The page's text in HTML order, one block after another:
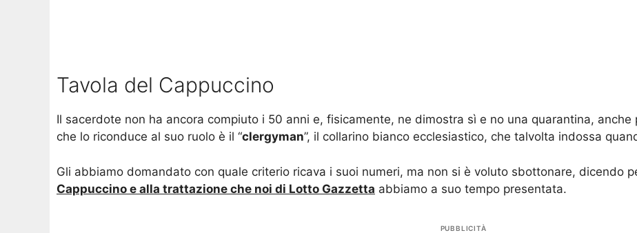
Tavola del Cappuccino
Il sacerdote non ha ancora compiuto i 50 anni e, fisicamente, ne dimostra sì e no una quarantina, anche
che lo riconduce al suo ruolo è il “clergyman”, il collarino bianco ecclesiastico, che talvolta indossa
Gli abbiamo domandato con quale criterio ricava i suoi numeri, ma non si è voluto sbottonare, dicendo
Cappuccino e alla trattazione che noi di Lotto Gazzetta abbiamo a suo tempo presentata.
PUBBLICITÀ